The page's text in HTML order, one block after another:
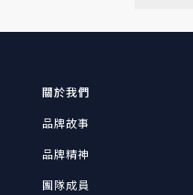
關於我們
品牌故事
品牌精神
團隊成員